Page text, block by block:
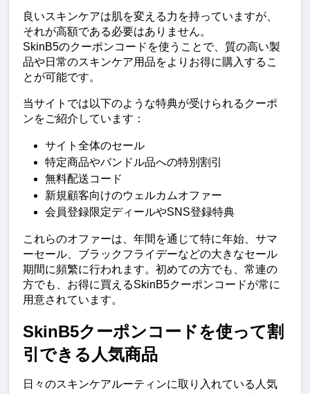
良いスキンケアは肌を変える力を持っていますが、
それが高額である必要はありません。
SkinB5のクーポンコードを使うことで、質の高い製
品や日常のスキンケア用品をよりお得に購入するこ
とが可能です。
当サイトでは以下のような特典が受けられるクーポ
ンをご紹介しています：
サイト全体のセール
特定商品やバンドル品への特別割引
無料配送コード
新規顧客向けのウェルカムオファー
会員登録限定ディールやSNS登録特典
これらのオファーは、年間を通じて特に年始、サマ
ーセール、ブラックフライデーなどの大きなセール
期間に頻繁に行われます。初めての方でも、常連の
方でも、お得に買えるSkinB5クーポンコードが常に
用意されています。
SkinB5クーポンコードを使って割
引できる人気商品
日々のスキンケアルーティンに取り入れている人気